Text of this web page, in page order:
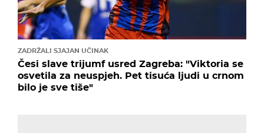
ZADRŽALI SJAJAN UČINAK
Česi slave trijumf usred Zagreba: "Viktoria se
osvetila za neuspjeh. Pet tisuća ljudi u crnom
bilo je sve tiše"